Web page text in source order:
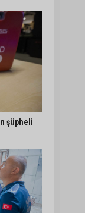
şüpheli